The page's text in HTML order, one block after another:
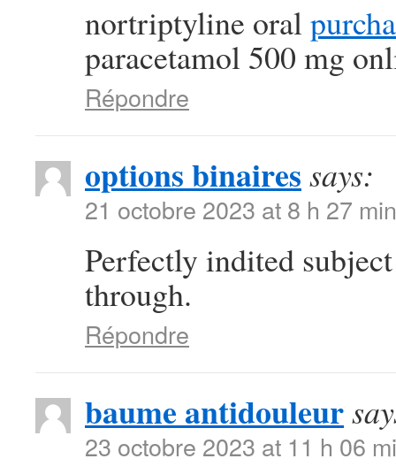
nortriptyline oral
paracetamol 500 mg
Répondre
options binaires says:
21 octobre 2023 at 8 h 27 min
Perfectly indited
through.
Répondre
baume antidouleur
23 octobre 2023 at 11 h 06